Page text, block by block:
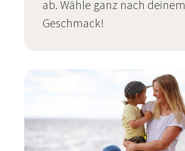
ab. Wähle ganz nach deinem
Geschmack!